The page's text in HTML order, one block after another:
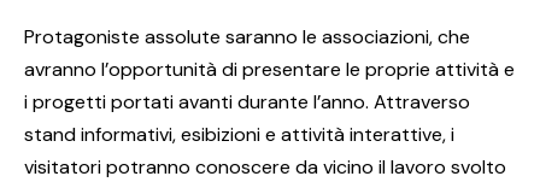
Protagoniste assolute saranno le associazioni, che
avranno l’opportunità di presentare le proprie attività e
i progetti portati avanti durante l’anno. Attraverso
stand informativi, esibizioni e attività interattive, i
visitatori potranno conoscere da vicino il lavoro svolto